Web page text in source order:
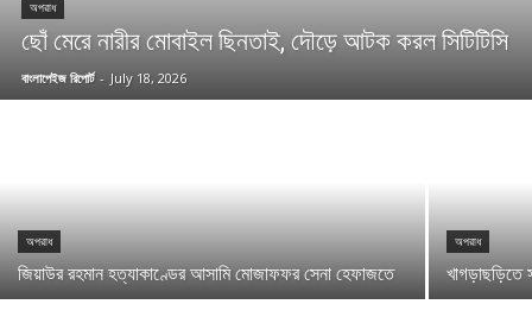
অপরাধ
ছোঁ মেরে নারীর মোবাইল ছিনতাই, দৌড়ে আটক করল সিটিটিসি
বাংলাপেইজ রিপোর্ট - July 18, 2026
অপরাধ
জিয়াউর রহমান হত্যাকাণ্ডের আসামি মোজাফফর সেনা হেফাজতে
অপরাধ
খাগড়াছড়িতে